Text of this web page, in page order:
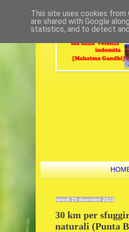
lunedì 25 dicembre 2023
30 km per
naturali (Punta
This site uses cookies from
are shared with Google
statistics, and to detect